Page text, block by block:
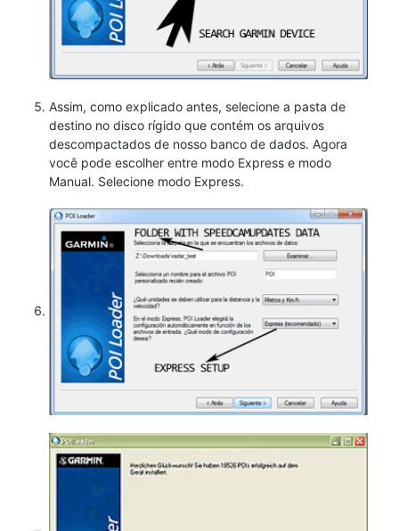
Assim, como explicado antes, selecione a pasta de
destino no disco rígido que contém os arquivos
descompactados de nosso banco de dados. Agora
você pode escolher entre modo Express e modo
Manual. Selecione modo Express.